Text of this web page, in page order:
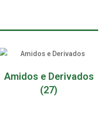
Amidos e Derivados
(27)